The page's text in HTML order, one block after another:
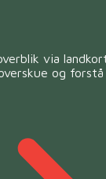
via
og forstå